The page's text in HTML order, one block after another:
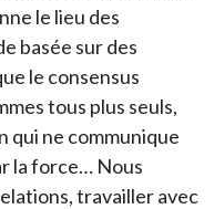
le lieu des
basée sur des
le consensus
tous plus seuls,
qui ne communique
la force… Nous
travailler avec